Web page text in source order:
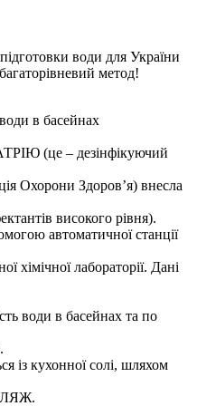
води для України
метод!
в басейнах
(це – дезінфікуючий
Охорони Здоров’я) внесла
високого рівня).
автоматичної станції
хімічної лабораторії. Дані
води в басейнах та по
із кухонної солі, шляхом